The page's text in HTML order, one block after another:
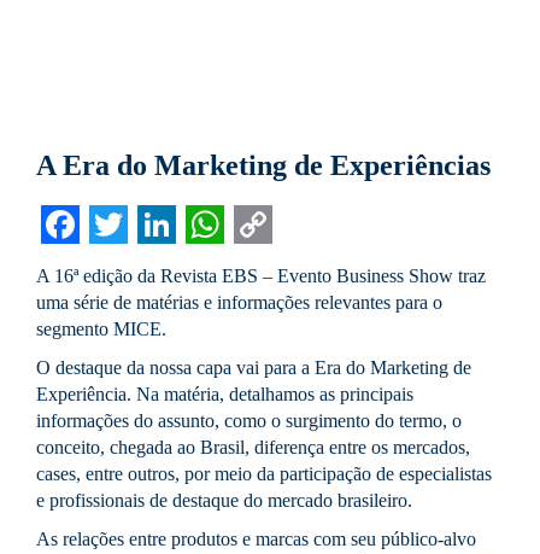
A Era do Marketing de Experiências
Facebook
Twitter
LinkedIn
WhatsApp
Copy
Link
A 16ª edição da Revista EBS – Evento Business Show traz
uma série de matérias e informações relevantes para o
segmento MICE.
O destaque da nossa capa vai para a Era do Marketing de
Experiência. Na matéria, detalhamos as principais
informações do assunto, como o surgimento do termo, o
conceito, chegada ao Brasil, diferença entre os mercados,
cases, entre outros, por meio da participação de especialistas
e profissionais de destaque do mercado brasileiro.
As relações entre produtos e marcas com seu público-alvo